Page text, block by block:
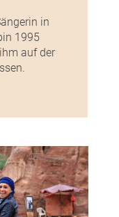
in
1995
auf der